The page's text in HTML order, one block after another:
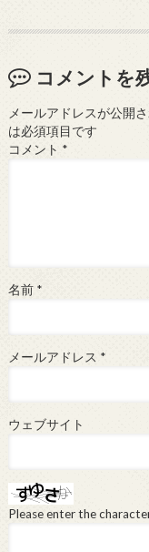
コメントを
メールアドレスが公開
は必須項目です
コメント *
名前 *
メールアドレス *
ウェブサイト
Please enter the